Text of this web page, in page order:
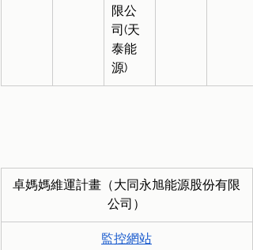
限公
司(天
泰能
源)
卓媽媽維運計畫（大同永旭能源股份有限
公司）
監控網站